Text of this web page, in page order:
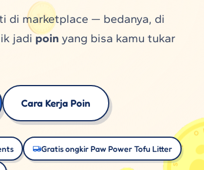
di marketplace — bedanya, di
jadi poin yang bisa kamu tukar
Cara Kerja Poin
Gratis ongkir Paw Power Tofu Litter